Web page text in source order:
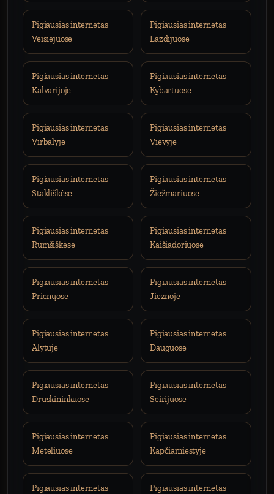
Pigiausias internetas
Veisiejuose
Pigiausias internetas
Lazdijuose
Pigiausias internetas
Kalvarijoje
Pigiausias internetas
Kybartuose
Pigiausias internetas
Virbalyje
Pigiausias internetas
Vievyje
Pigiausias internetas
Stakliškėse
Pigiausias internetas
Žiežmariuose
Pigiausias internetas
Rumšiškėse
Pigiausias internetas
Kaišiadoriųose
Pigiausias internetas
Prienųose
Pigiausias internetas
Jieznoje
Pigiausias internetas
Alytuje
Pigiausias internetas
Dauguose
Pigiausias internetas
Druskininkuose
Pigiausias internetas
Seirijuose
Pigiausias internetas
Meteliuose
Pigiausias internetas
Kapčiamiestyje
Pigiausias internetas
Pigiausias internetas